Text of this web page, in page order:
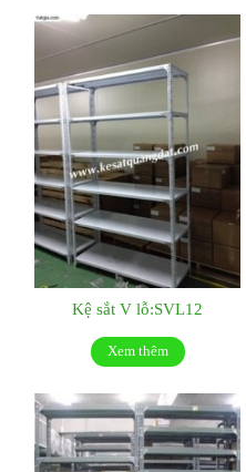
Kệ sắt V lỗ:SVL12
Xem thêm